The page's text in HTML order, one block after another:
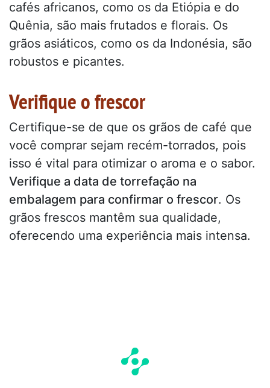
cafés africanos, como os da Etiópia e do
Quênia, são mais frutados e florais. Os
grãos asiáticos, como os da Indonésia, são
robustos e picantes.
Verifique o frescor
Certifique-se de que os grãos de café que
você comprar sejam recém-torrados, pois
isso é vital para otimizar o aroma e o sabor.
Verifique a data de torrefação na
embalagem para confirmar o frescor. Os
grãos frescos mantêm sua qualidade,
oferecendo uma experiência mais intensa.